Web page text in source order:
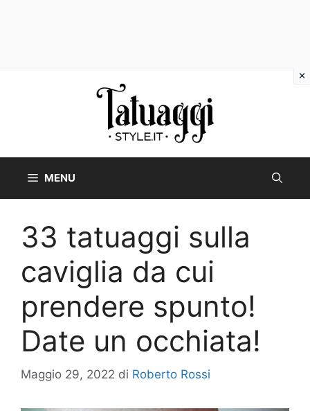
MENU
33 tatuaggi sulla
caviglia da cui
prendere spunto!
Date un occhiata!
Maggio 29, 2022 di Roberto Rossi